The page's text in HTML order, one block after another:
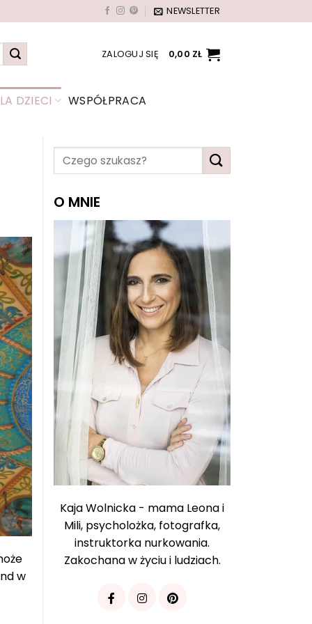
NEWSLETTER
ZALOGUJ SIĘ 0,00 ZŁ
DZIECI WSPÓŁPRACA
w
O MNIE
Kaja Wolnicka - mama Leona i
Mili, psycholożka, fotografka,
instruktorka nurkowania.
Zakochana w życiu i ludziach.